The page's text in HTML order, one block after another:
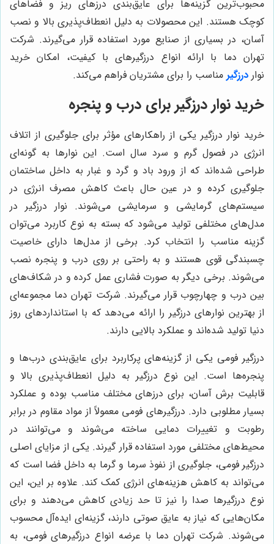
محبوب‌ترین گزینه‌ها برای عایق‌بندی درزهای ریز و فضاهای
کوچک هستند. این محصولات به دلیل انعطاف‌پذیری بالا و نصب
آسان، در بسیاری از صنایع مورد استفاده قرار می‌گیرند. شرکت
تهران دما با ارائه انواع درزگیرهای با کیفیت، امکان خرید
نوار درزگیر مناسب را برای مشتریان فراهم می‌کند.
خرید نوار درزگیر برای درب و پنجره
خرید نوار درزگیر یکی از راهکارهای مؤثر برای جلوگیری از اتلاف
انرژی در فصول گرم و سرد سال است. این نوارها به گونه‌ای
طراحی شده‌اند که از ورود باد و گرد و غبار به داخل ساختمان
جلوگیری کرده و در عین حال باعث کاهش مصرف انرژی در
سیستم‌های گرمایشی و سرمایشی می‌شوند. نوار درزگیر در
مدل‌های مختلفی تولید می‌شود که بسته به نوع کاربرد می‌توان
گزینه مناسب را انتخاب کرد. برخی از مدل‌ها دارای خاصیت
چسبندگی قوی هستند و به راحتی بر روی درب و پنجره نصب
می‌شوند. برخی دیگر به صورت فشاری عمل کرده و در شکاف‌های
بین درب و چهارچوب قرار می‌گیرند. شرکت تهران دما مجموعه‌ای
از بهترین نوارهای درزگیر را ارائه می‌دهد که با استانداردهای روز
دنیا تولید شده‌اند و عملکرد بالایی دارند.
درزگیر فومی یکی از گزینه‌های پرکاربرد برای عایق‌بندی درب‌ها و
پنجره‌ها است. این نوع درزگیر به دلیل انعطاف‌پذیری بالا و
قابلیت برش آسان، برای درزهای مختلف مناسب بوده و عملکرد
بسیار مطلوبی دارد. درزگیرهای فومی معمولاً از مواد مقاوم در برابر
رطوبت و تغییرات دمایی ساخته می‌شوند و می‌توانند در
محیط‌های مختلفی مورد استفاده قرار گیرند. یکی از مزایای اصلی
درزگیر فومی، جلوگیری از نفوذ سرما و گرما به داخل فضا است که
می‌تواند به کاهش هزینه‌های انرژی کمک کند. علاوه بر این، این
نوع درزگیرها صدا را نیز تا حد زیادی کاهش می‌دهند و برای
مکان‌هایی که نیاز به عایق صوتی دارند، گزینه‌ای ایده‌آل محسوب
می‌شوند. شرکت تهران دما با عرضه انواع درزگیرهای فومی، به